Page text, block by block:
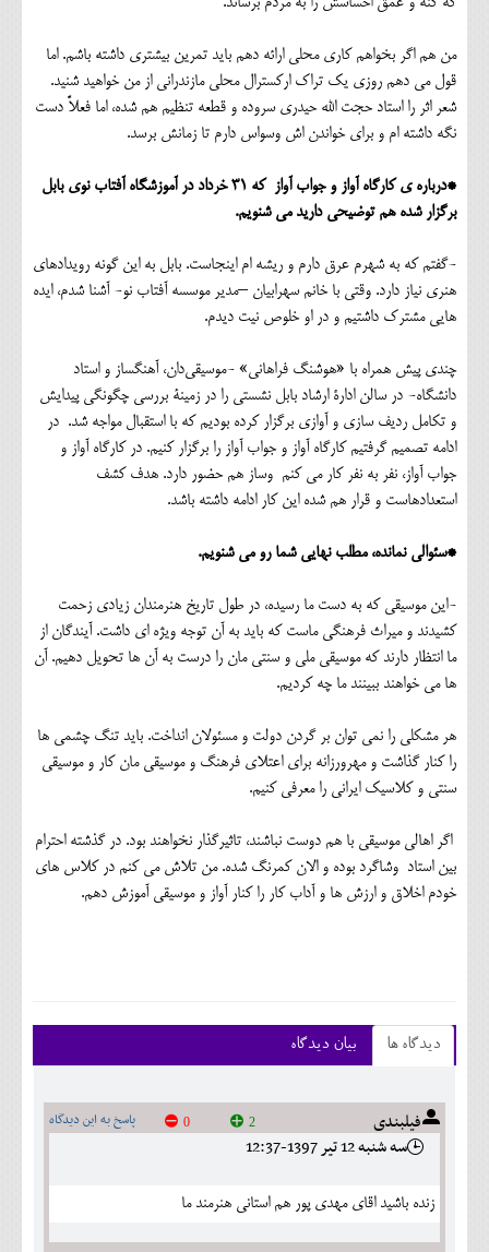
من هم اگر بخواهم کاری محلی ارائه دهم باید تمرین بیشتری داشته باشم. اما
قول می دهم روزی یک تراک ارکسترال محلی مازندرانی از من خواهید شنید.
شعر اثر را استاد حجت الله حیدری سروده و قطعه تنظیم هم شده، اما فعلاً دست
نگه داشته ام و برای خواندن اش وسواس دارم تا زمانش برسد.
*درباره ی کارگاه آواز و جواب آواز که 31 خرداد در آموزشگاه آفتاب نوی بابل
برگزار شده هم توضیحی دارید می شنویم.
-گفتم که به شهرم عرق دارم و ریشه ام اینجاست. بابل به این گونه رویدادهای
هنری نیاز دارد. وقتی با خانم سهرابیان –مدیر موسسه آفتاب نو- آشنا شدم، ایده
هایی مشترک داشتیم و در او خلوص نیت دیدم.
چندی پیش همراه با «هوشنگ فراهانی» -موسیقی‌دان، آهنگساز و استاد
دانشگاه- در سالن ادارۀ ارشاد بابل نشستی را در زمینۀ بررسی چگونگی پیدایش
و تکامل ردیف سازی و آوازی برگزار کرده بودیم که با استقبال مواجه شد. در
ادامه تصمیم گرفتیم کارگاه آواز و جواب آواز را برگزار کنیم. در کارگاه آواز و
جواب آواز، نفر به نفر کار می کنم وساز هم حضور دارد. هدف کشف
استعدادهاست و قرار هم شده این کار ادامه داشته باشد.
*سئوالی نمانده، مطلب نهایی شما رو می شنویم.
-این موسیقی که به دست ما رسیده، در طول تاریخ هنرمندان زیادی زحمت
کشیدند و میراث فرهنگی ماست که باید به آن توجه ویژه ای داشت. آیندگان از
ما انتظار دارند که موسیقی ملی و سنتی مان را درست به آن ها تحویل دهیم. آن
ها می خواهند ببینند ما چه کردیم.
هر مشکلی را نمی توان بر گردن دولت و مسئولان انداخت. باید تنگ چشمی ها
را کنار گذاشت و مهرورزانه برای اعتلای فرهنگ و موسیقی مان کار و موسیقی
سنتی و کلاسیک ایرانی را معرفی کنیم.
اگر اهالی موسیقی با هم دوست نباشند، تاثیرگذار نخواهند بود. در گذشته احترام
بین استاد وشاگرد بوده و الان کمرنگ شده. من تلاش می کنم در کلاس های
خودم اخلاق و ارزش ها و آداب کار را کنار آواز و موسیقی آموزش دهم.
دیدگاه ها بیان دیدگاه
فیلبندی پاسخ به این دیدگاه 2
0
سه شنبه 12 تير 1397-12:37
زنده باشید اقای مهدی پور هم استانی هنرمند ما